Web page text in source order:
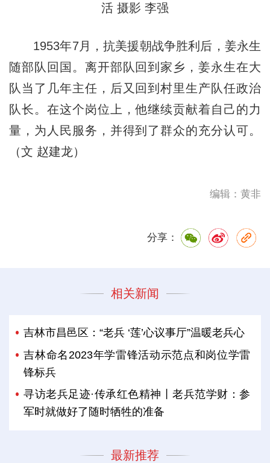
活 摄影 李强
1953年7月，抗美援朝战争胜利后，姜永生
随部队回国。离开部队回到家乡，姜永生在大
队当了几年主任，后又回到村里生产队任政治
队长。在这个岗位上，他继续贡献着自己的力
量，为人民服务，并得到了群众的充分认可。
（文 赵建龙）
编辑：黄非
分享：
相关新闻
吉林市昌邑区：“老兵 ‘莲’心议事厅”温暖老兵心
吉林命名2023年学雷锋活动示范点和岗位学雷
锋标兵
寻访老兵足迹·传承红色精神丨老兵范学财：参
军时就做好了随时牺牲的准备
最新推荐